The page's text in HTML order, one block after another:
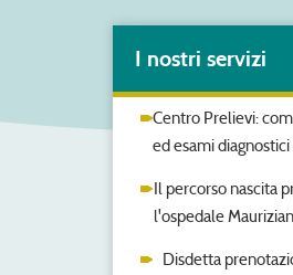
I nostri servizi
Centro Prelievi:
ed esami
Il percorso nascita
l'ospedale
Disdetta